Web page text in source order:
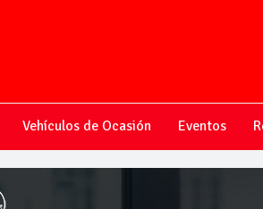
Vehículos de Ocasión Eventos